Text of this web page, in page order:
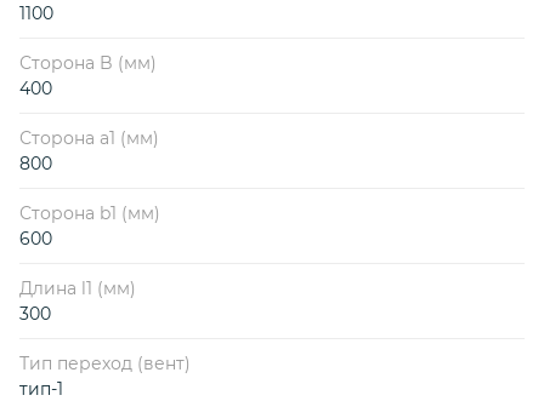
1100
Сторона B (мм)
400
Сторона a1 (мм)
800
Сторона b1 (мм)
600
Длина l1 (мм)
300
Тип переход (вент)
тип-1